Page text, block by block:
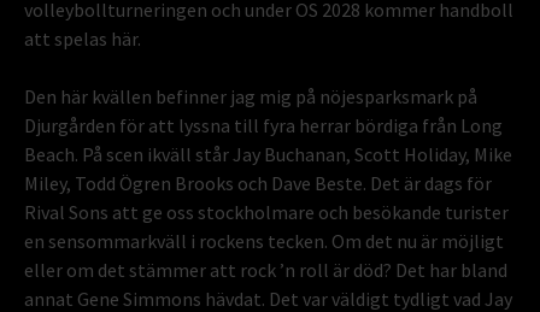
volleybollturneringen och under OS 2028 kommer handboll
att spelas här.
Den här kvällen befinner jag mig på nöjesparksmark på
Djurgården för att lyssna till fyra herrar bördiga från Long
Beach. På scen ikväll står Jay Buchanan, Scott Holiday, Mike
Miley, Todd Ögren Brooks och Dave Beste. Det är dags för
Rival Sons att ge oss stockholmare och besökande turister
en sensommarkväll i rockens tecken. Om det nu är möjligt
eller om det stämmer att rock ’n roll är död? Det har bland
annat Gene Simmons hävdat. Det var väldigt tydligt vad Jay